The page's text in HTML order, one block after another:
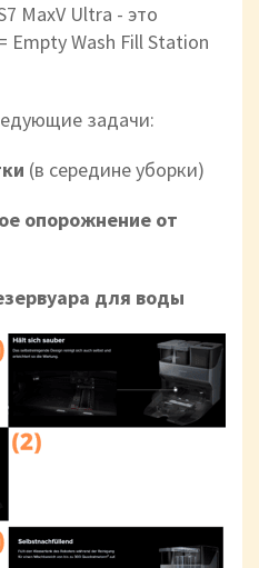
MaxV Ultra - это
Empty Wash Fill Station
задачи:
(в середине уборки)
опорожнение от
для воды